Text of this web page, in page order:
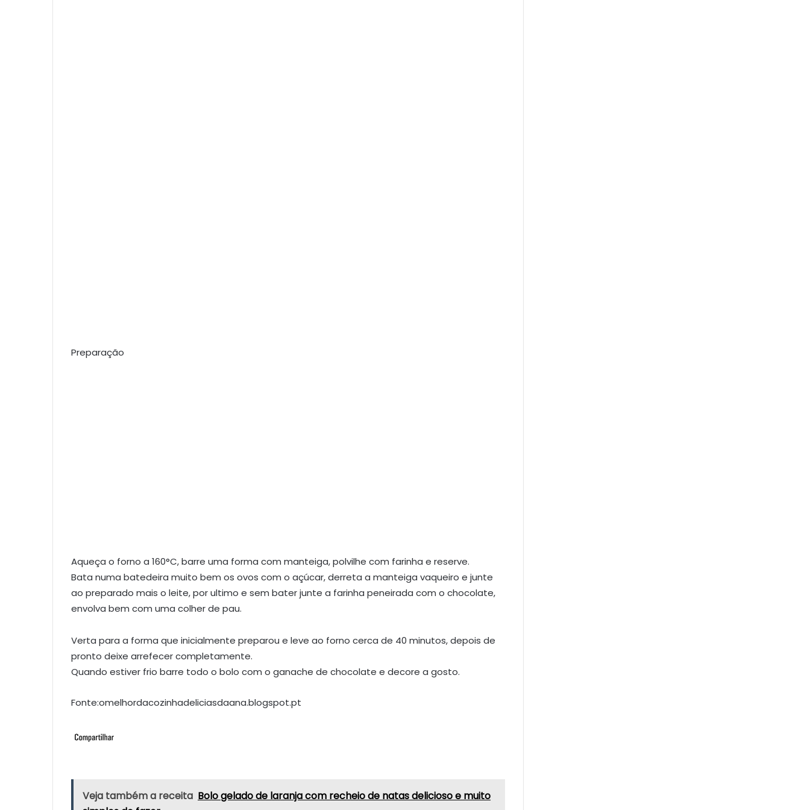
Preparação
Aqueça o forno a 160°C, barre uma forma com manteiga, polvilhe com farinha e reserve.
Bata numa batedeira muito bem os ovos com o açúcar, derreta a manteiga vaqueiro e junte
ao preparado mais o leite, por ultimo e sem bater junte a farinha peneirada com o chocolate,
envolva bem com uma colher de pau.
Verta para a forma que inicialmente preparou e leve ao forno cerca de 40 minutos, depois de
pronto deixe arrefecer completamente.
Quando estiver frio barre todo o bolo com o ganache de chocolate e decore a gosto.
Fonte:omelhordacozinhadeliciasdaana.blogspot.pt
Veja também a receita Bolo gelado de laranja com recheio de natas delicioso e muito